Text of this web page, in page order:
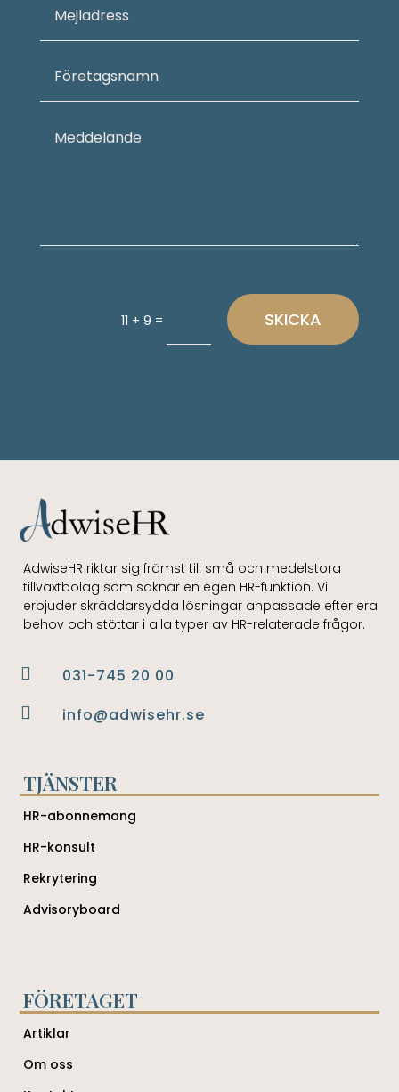
11 + 9 = SKICKA
AdwiseHR riktar sig främst till små och medelstora
tillväxtbolag som saknar en egen HR-funktion. Vi
erbjuder skräddarsydda lösningar anpassade efter era
behov och stöttar i alla typer av HR-relaterade frågor.
 031-745 20 00
 info@adwisehr.se
TJÄNSTER
HR-abonnemang
HR-konsult
Rekrytering
Advisoryboard
FÖRETAGET
Artiklar
Om oss